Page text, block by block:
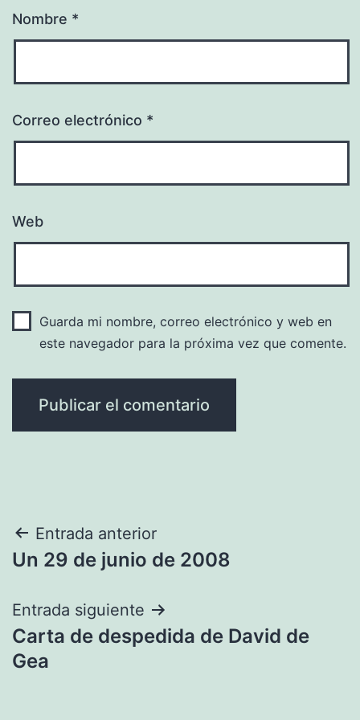
Nombre *
Correo electrónico *
Web
Guarda mi nombre, correo electrónico y web en
este navegador para la próxima vez que comente.
Navegación
de
entradas
Entrada anterior
Un 29 de junio de 2008
Entrada siguiente
Carta de despedida de David de
Gea